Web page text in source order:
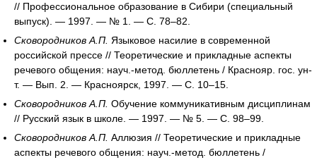
// Профессиональное образование в Сибири (специальный
выпуск). — 1997. — № 1. — С. 78–82.
Сковородников А.П. Языковое насилие в современной
российской прессе // Теоретические и прикладные аспекты
речевого общения: науч.-метод. бюллетень / Краснояр. гос. ун-
т. — Вып. 2. — Красноярск, 1997. — С. 10–15.
Сковородников А.П. Обучение коммуникативным дисциплинам
// Русский язык в школе. — 1997. — № 5. — С. 98–99.
Сковородников А.П. Аллюзия // Теоретические и прикладные
аспекты речевого общения: науч.-метод. бюллетень /